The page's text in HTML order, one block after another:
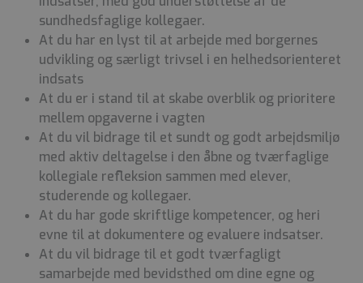
sundhedsfaglige kollegaer.
At du har en lyst til at arbejde med borgernes
udvikling og særligt trivsel i en helhedsorienteret
indsats
At du er i stand til at skabe overblik og prioritere
mellem opgaverne i vagten
At du vil bidrage til et sundt og godt arbejdsmiljø
med aktiv deltagelse i den åbne og tværfaglige
kollegiale refleksion sammen med elever,
studerende og kollegaer.
At du har gode skriftlige kompetencer, og heri
evne til at dokumentere og evaluere indsatser.
At du vil bidrage til et godt tværfagligt
samarbejde med bevidsthed om dine egne og